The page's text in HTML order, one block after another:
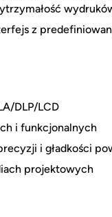
z
DLP/LCD
i funkcjonalnych
i gładkości
projektowych